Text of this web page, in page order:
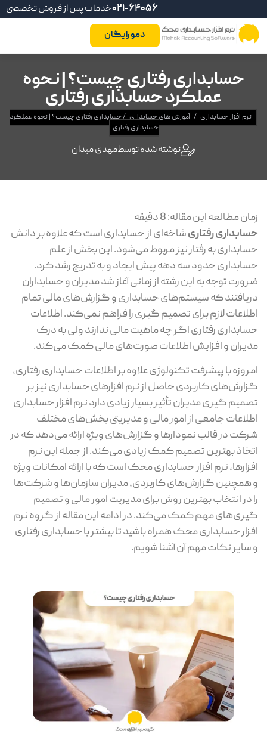
خدمات پس از فروش تخصصی021-64056
دمو رایگان
حسابداری رفتاری چیست؟ | نحوه
عملکرد حسابداری رفتاری
نرم افزار حسابداری / آموزش های حسابداری /حسابداری رفتاری چیست؟ | نحوه عملکرد
حسابداری رفتاری
نوشته شده توسطمهدی میدان
زمان مطالعه این مقاله:8دقیقه
حسابداری رفتاریشاخه‌‌ای از حسابداری است که علاوه بر دانش
حسابداری به رفتار نیز مربوط می‌شود. این بخش از علم
حسابداری حدود سه دهه پیش ایجاد و به تدریج رشد کرد.
ضرورت توجه به این رشته از زمانی آغاز شد مدیران و حسابداران
دریافتند که سیستم‌های حسابداری و گزارش‌های مالی تمام
اطلاعات لازم برای تصمیم گیری را فراهم نمی‌کند. اطلاعات
حسابداری رفتاری اگر چه ماهیت مالی ندارند ولی به درک
مدیران و افزایش اطلاعات صورت‌های مالی کمک می‌کند.
امروزه با پیشرفت تکنولوژی علاوه بر اطلاعات حسابداری رفتاری،
گزارش‌های کاربردی حاصل از نرم افزارهای حسابداری نیز بر
تصمیم گیری مدیران تأثیر بسیار زیادی دارد نرم افزار حسابداری
اطلاعات جامعی از امور مالی و مدیریتی بخش‌های مختلف
شرکت در قالب نمودار‌ها و گزارش‌های ویژه ارائه می‌دهد که در
اتخاذ بهترین تصمیم کمک زیادی می‌کند. از جمله این نرم
افزار‌ها، نرم افزار حسابداری محک است که با ارائه امکانات ویژه
و همچنین گزارش‌های کاربردی، مدیران سازمان‌ها و شرکت‌ها
را در انتخاب بهترین روش برای مدیریت امور مالی و تصمیم
گیری‌های مهم کمک می‌کند. در ادامه این مقاله از گروه نرم
افزار حسابداری محک همراه باشید تا بیشتر با حسابداری رفتاری
و سایر نکات مهم آن آشنا شویم.